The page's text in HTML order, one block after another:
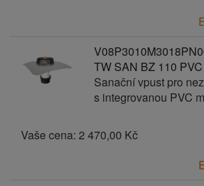
TW SAN BZ 110
Sanační vpust pro
s integrovanou PVC
Vaše cena: 2 470,00 Kč